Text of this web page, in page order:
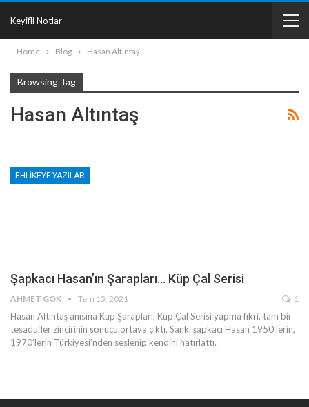
Keyifli Notlar
Home Blog Hasan Altıntaş
Browsing Tag
Hasan Altıntaş
EHLIKEYF YAZILAR
Şapkacı Hasan’ın Şarapları… Küp Çal Serisi
AHMET GÖK Tem 15, 2021 1
Hasan Altıntaş anısına Küp Şarapları, Küp Çal Serisi yapma fikri, tam bir
tesadüfler zincirinin sonucu ortaya çıktı. Sanki şapkacı Hasan 1950’lerin,
1970’lerin Türkiyesi’nden seslenip kendini hatırlattı.